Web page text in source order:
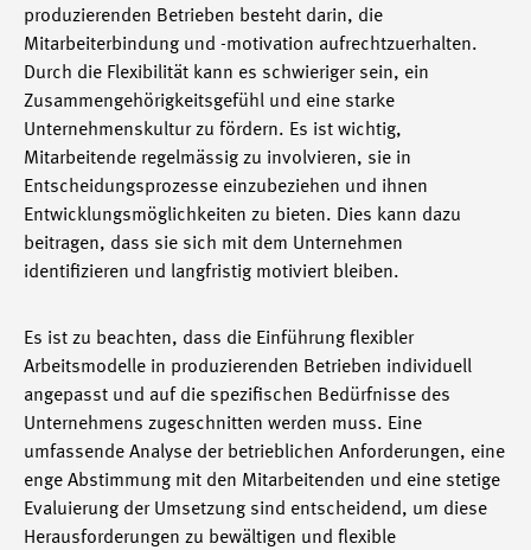
produzierenden Betrieben besteht darin, die
Mitarbeiterbindung und -motivation aufrechtzuerhalten.
Durch die Flexibilität kann es schwieriger sein, ein
Zusammengehörigkeitsgefühl und eine starke
Unternehmenskultur zu fördern. Es ist wichtig,
Mitarbeitende regelmässig zu involvieren, sie in
Entscheidungsprozesse einzubeziehen und ihnen
Entwicklungsmöglichkeiten zu bieten. Dies kann dazu
beitragen, dass sie sich mit dem Unternehmen
identifizieren und langfristig motiviert bleiben.
Es ist zu beachten, dass die Einführung flexibler
Arbeitsmodelle in produzierenden Betrieben individuell
angepasst und auf die spezifischen Bedürfnisse des
Unternehmens zugeschnitten werden muss. Eine
umfassende Analyse der betrieblichen Anforderungen, eine
enge Abstimmung mit den Mitarbeitenden und eine stetige
Evaluierung der Umsetzung sind entscheidend, um diese
Herausforderungen zu bewältigen und flexible